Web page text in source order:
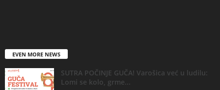
EVEN MORE NEWS
SUTRA POČINJE GUČA! Varošica već u ludilu:
Lomi se kolo, grme...